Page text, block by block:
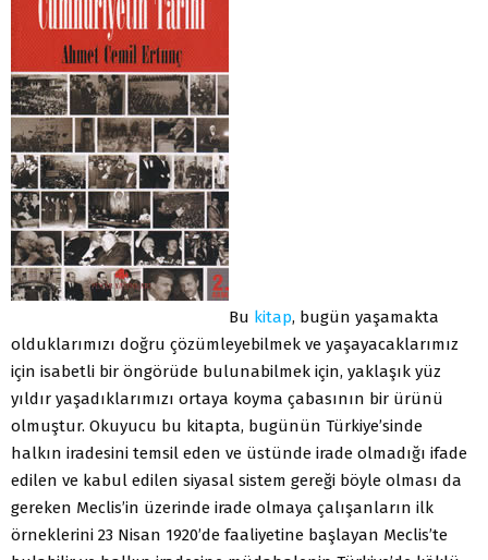
Bu kitap, bugün yaşamakta
olduklarımızı doğru çözümleyebilmek ve yaşayacaklarımız
için isabetli bir öngörüde bulunabilmek için, yaklaşık yüz
yıldır yaşadıklarımızı ortaya koyma çabasının bir ürünü
olmuştur. Okuyucu bu kitapta, bugünün Türkiye’sinde
halkın iradesini temsil eden ve üstünde irade olmadığı ifade
edilen ve kabul edilen siyasal sistem gereği böyle olması da
gereken Meclis’in üzerinde irade olmaya çalışanların ilk
örneklerini 23 Nisan 1920’de faaliyetine başlayan Meclis’te